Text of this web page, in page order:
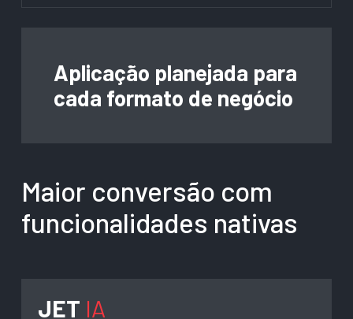
Aplicação planejada para
cada formato de negócio
Maior conversão com
funcionalidades nativas
JET IA